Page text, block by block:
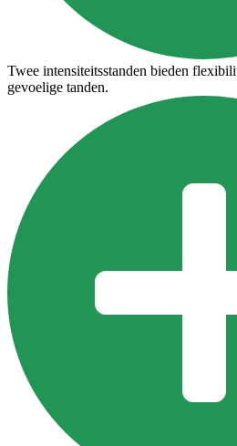
Twee intensiteitsstanden bieden
gevoelige tanden.